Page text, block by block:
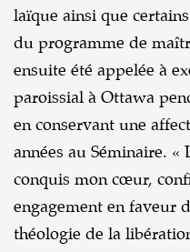
laïque ainsi que
du programme de
ensuite été appelée à
paroissial à Ottawa
en conservant une
années au Séminaire.
conquis mon cœur,
engagement en faveur
théologie de la